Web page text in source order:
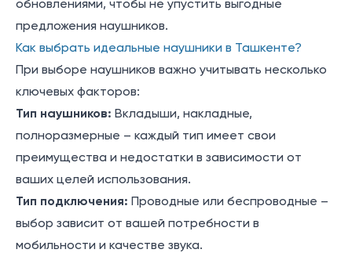
обновлениями, чтобы не упустить выгодные
предложения наушников.
Как выбрать идеальные наушники в Ташкенте?
При выборе наушников важно учитывать несколько
ключевых факторов:
Тип наушников: Вкладыши, накладные,
полноразмерные – каждый тип имеет свои
преимущества и недостатки в зависимости от
ваших целей использования.
Тип подключения: Проводные или беспроводные –
выбор зависит от вашей потребности в
мобильности и качестве звука.